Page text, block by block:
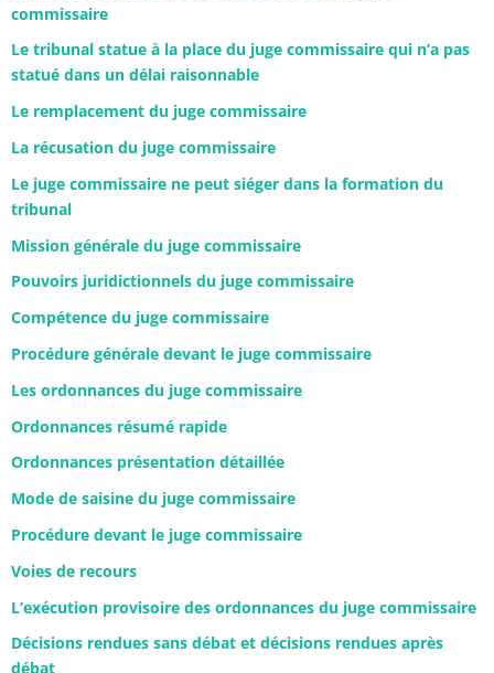
commissaire
Le tribunal statue à la place du juge commissaire qui n’a pas
statué dans un délai raisonnable
Le remplacement du juge commissaire
La récusation du juge commissaire
Le juge commissaire ne peut siéger dans la formation du
tribunal
Mission générale du juge commissaire
Pouvoirs juridictionnels du juge commissaire
Compétence du juge commissaire
Procédure générale devant le juge commissaire
Les ordonnances du juge commissaire
Ordonnances résumé rapide
Ordonnances présentation détaillée
Mode de saisine du juge commissaire
Procédure devant le juge commissaire
Voies de recours
L’exécution provisoire des ordonnances du juge commissaire
Décisions rendues sans débat et décisions rendues après
débat